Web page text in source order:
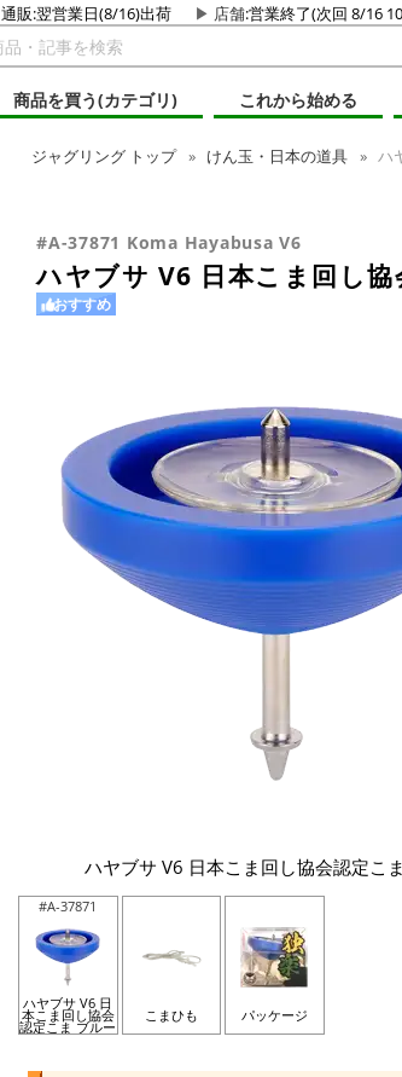
通販:翌営業日(8/16)出荷 店舗:営業終了(次回 8/16
商品を買う(カテゴリ)
これから始める
ジャグリング トップ けん玉・日本の道具 ハ
#A-37871 Koma Hayabusa V6
ハヤブサ V6 日本こま回し協
おすすめ
ハヤブサ V6 日本こま回し協会認定こ
#A-37871
ハヤブサ V6 日
本こま回し協会
認定こま ブルー
こまひも パッケージ